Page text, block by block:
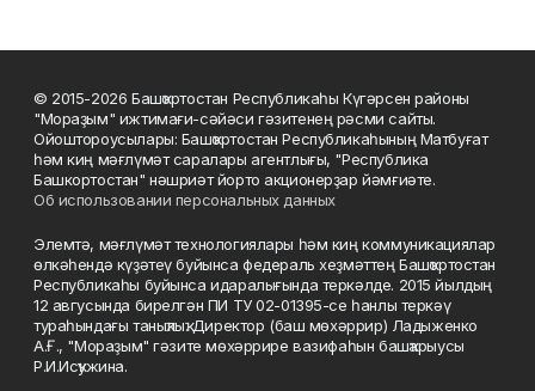
© 2015-2026 Башҡортостан Республикаһы Күгәрсен районы
"Мораҙым" ижтимағи-сәйәси гәзитенең рәсми сайты.
Ойоштороусылары: Башҡортостан Республикаһының Матбуғат
һәм киң мәғлүмәт саралары агентлығы, "Республика
Башкортостан" нәшриәт йорто акционерҙар йәмғиәте.
Об использовании персональных данных
Элемтә, мәғлүмәт технологиялары һәм киң коммуникациялар
өлкәһендә күҙәтеү буйынса федераль хеҙмәттең Башҡортостан
Республикаһы буйынса идаралығында теркәлде. 2015 йылдың
12 авгусында бирелгән ПИ ТУ 02-01395-се һанлы теркәү
тураһындағы таныҡлыҡ. Директор (баш мөхәррир) Ладыженко
А.Ғ., "Мораҙым" гәзите мөхәррире вазифаһын башҡарыусы
Р.И.Исҡужина.